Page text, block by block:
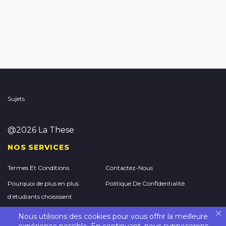
Nous utilisons des cookies pour vous offrir la meilleure
Sujets
@2026 La These
NOS SERVICES
Termes Et Conditions Contactez-Nous
Pourquoi de plus en plus
d’étudiants choisissent
essai universitaire en ligne
Politique De Confidentialité